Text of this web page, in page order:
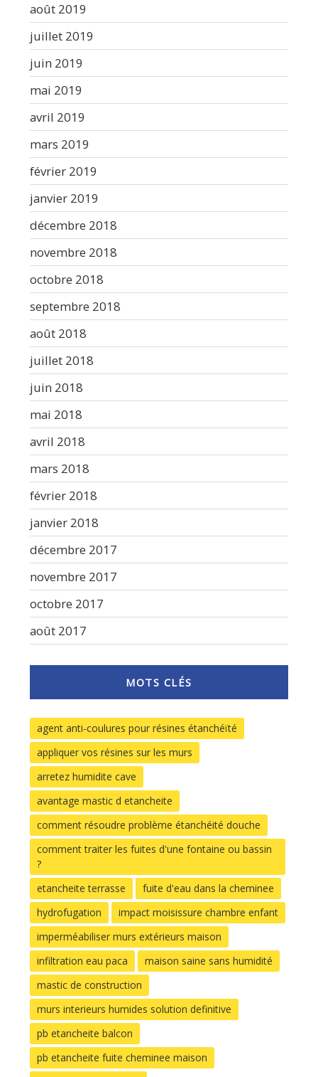
août 2019
juillet 2019
juin 2019
mai 2019
avril 2019
mars 2019
février 2019
janvier 2019
décembre 2018
novembre 2018
octobre 2018
septembre 2018
août 2018
juillet 2018
juin 2018
mai 2018
avril 2018
mars 2018
février 2018
janvier 2018
décembre 2017
novembre 2017
octobre 2017
août 2017
MOTS CLÉS
agent anti-coulures pour résines étanchéïté
appliquer vos résines sur les murs
arretez humidite cave
avantage mastic d etancheite
comment résoudre problème étanchéité douche
comment traiter les fuites d'une fontaine ou bassin
?
etancheite terrasse
fuite d'eau dans la cheminee
hydrofugation
impact moisissure chambre enfant
imperméabiliser murs extérieurs maison
infiltration eau paca
maison saine sans humidité
mastic de construction
murs interieurs humides solution definitive
pb etancheite balcon
pb etancheite fuite cheminee maison